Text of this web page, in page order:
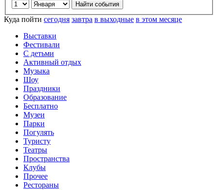
Куда пойти сегодня завтра в выходные в этом месяце
Выставки
Фестивали
С детьми
Активный отдых
Музыка
Шоу
Праздники
Образование
Бесплатно
Музеи
Парки
Погулять
Туристу
Театры
Пространства
Клубы
Прочее
Рестораны